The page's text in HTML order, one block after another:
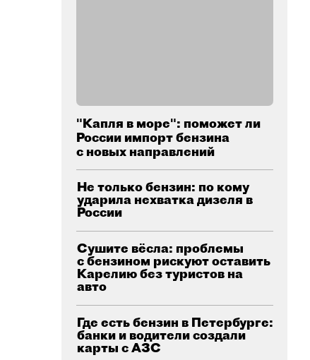
"Капля в море": поможет ли
России импорт бензина
с новых направлений
Не только бензин: по кому
ударила нехватка дизеля в
России
Сушите вёсла: проблемы
с бензином рискуют оставить
Карелию без туристов на
авто
Где есть бензин в Петербурге:
банки и водители создали
карты с АЗС